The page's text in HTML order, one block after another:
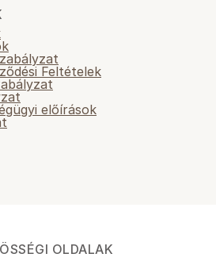
Feltételek
előírások
OLDALAK